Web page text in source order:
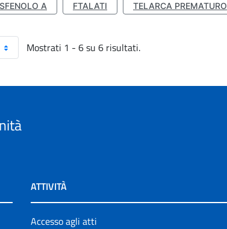
A
FTALATI TELARCA PREMATURO
Mostrati 1 - 6 su 6 risultati.
ATTIVITÀ
Accesso agli atti